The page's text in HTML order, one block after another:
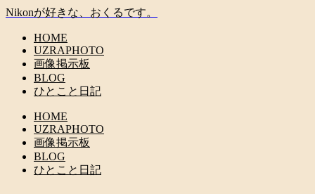
Nikonが好きな、おくるです。
HOME
UZRAPHOTO
画像掲示板
BLOG
ひとこと日記
HOME
UZRAPHOTO
画像掲示板
BLOG
ひとこと日記